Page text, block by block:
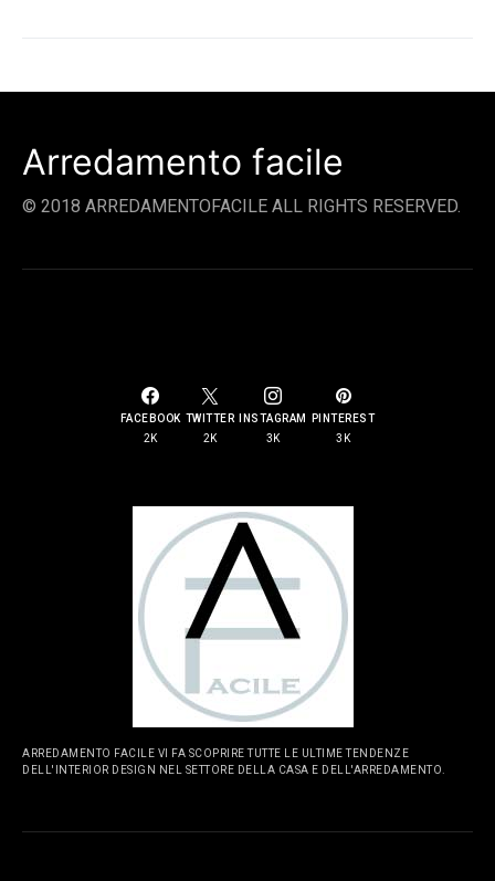
Arredamento facile
© 2018 ARREDAMENTOFACILE ALL RIGHTS RESERVED.
FACEBOOK
2K
TWITTER
2K
INSTAGRAM
3K
PINTEREST
3K
ARREDAMENTO FACILE VI FA SCOPRIRE TUTTE LE ULTIME TENDENZE
DELL'INTERIOR DESIGN NEL SETTORE DELLA CASA E DELL'ARREDAMENTO.